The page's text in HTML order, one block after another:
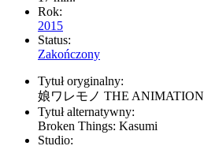
Rok:
2015
Status:
Zakończony
Tytuł oryginalny:
娘ワレモノ THE ANIMATION
Tytuł alternatywny:
Broken Things: Kasumi
Studio: